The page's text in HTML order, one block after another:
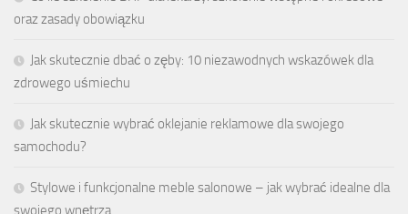
oraz zasady obowiązku
Jak skutecznie dbać o zęby: 10 niezawodnych wskazówek dla
zdrowego uśmiechu
Jak skutecznie wybrać oklejanie reklamowe dla swojego
samochodu?
Stylowe i funkcjonalne meble salonowe – jak wybrać idealne dla
swojego wnętrza